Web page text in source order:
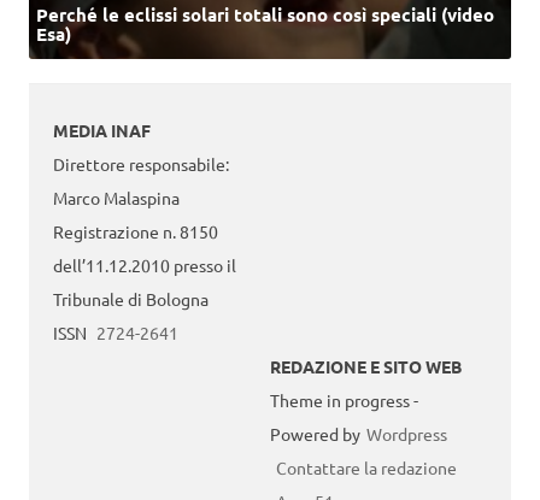
Perché le eclissi solari totali sono così speciali (video
Esa)
MEDIA INAF
Direttore responsabile:
Marco Malaspina
Registrazione n. 8150
dell’11.12.2010 presso il
Tribunale di Bologna
ISSN 2724-2641
REDAZIONE E SITO WEB
Theme in progress -
Powered by Wordpress
Contattare la redazione